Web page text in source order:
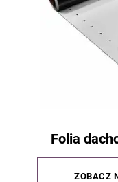
Folia
ZOBACZ